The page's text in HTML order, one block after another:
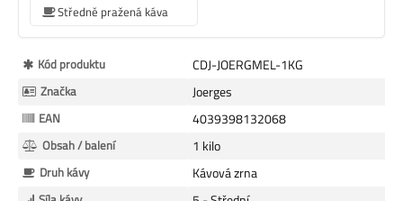
Středně pražená káva
Více
informací
Kód produktu CDJ-JOERGMEL-1KG
Značka Joerges
EAN 4039398132068
Obsah / balení 1 kilo
Druh kávy Kávová zrna